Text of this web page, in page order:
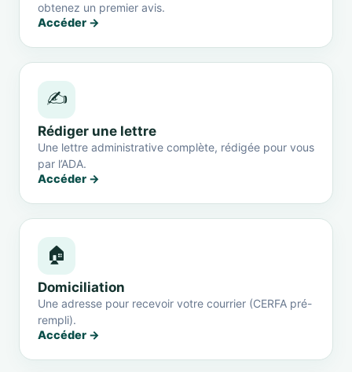
obtenez un premier avis.
Accéder →
✍️
Rédiger une lettre
Une lettre administrative complète, rédigée pour vous
par l’ADA.
Accéder →
🏠
Domiciliation
Une adresse pour recevoir votre courrier (CERFA pré-
rempli).
Accéder →